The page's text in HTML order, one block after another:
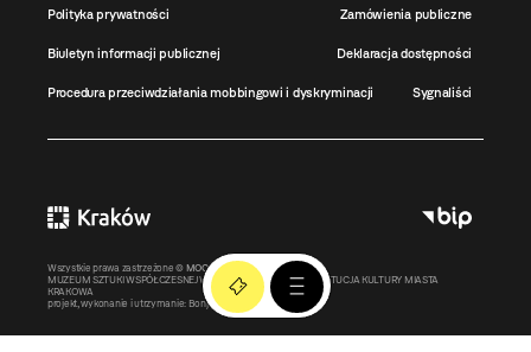
Polityka prywatności Zamówienia publiczne
Biuletyn informacji publicznej Deklaracja dostępności
Procedura przeciwdziałania mobbingowi i dyskryminacji Sygnaliści
Wszystkie prawa zastrzeżone © MOCAK2011-2026
MUZEUM SZTUKI WSPÓŁCZESNEJ W KRAKOWIE MOCAK – INSTYTUCJA KULTURY MIASTA
KRAKOWA
projekt, wykonanie i utrzymanie: Bonjour.pl